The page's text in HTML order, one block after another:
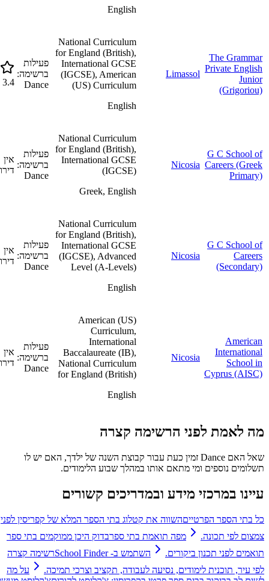
English
The Grammar
Private English
Junior
(Grigoriou)
Limassol
National Curriculum
for England (British),
International GCSE
(IGCSE), American
(US) Curriculum
English
פעילות
ברשימה:
Dance
3.4
G C School of
Careers (Greek
Primary)
Nicosia
National Curriculum
for England (British),
International GCSE
(IGCSE)
Greek, English
פעילות
ברשימה:
Dance
אין
דירוג
G C School of
Careers
(Secondary)
Nicosia
National Curriculum
for England (British),
International GCSE
(IGCSE), Advanced
Level (A-Levels)
English
פעילות
ברשימה:
Dance
אין
דירוג
American
International
School in
Cyprus (AISC)
Nicosia
American (US)
Curriculum,
International
Baccalaureate (IB),
National Curriculum
for England (British)
English
פעילות
ברשימה:
Dance
אין
דירוג
מה לאמת לפני הרשימה קצרה
שאל האם Dance זמין כעת עבור קבוצת השנה של ילדך, האם יש לו
תשלומים נוספים ומי מתאם אותו במהלך שבוע הלימודים.
עיינו במרכזי מידע ובמדריכים קשורים
כל בתי הספר הפרטייםהשווה את קטלוג בתי הספר המלא של קפריסין לפני
צמצום לפי תכונה.
מפה תואמת בתי ספרבדוק היכן ממוקמים בתי ספר
תואמים לפני תכנון ביקורים.
השתמש ב- School Finder
רשימה קצרה
לפי עיר, תוכנית לימודים, נסיעה לעבודה, תקציב וצרכי ​​תמיכה.
על מה